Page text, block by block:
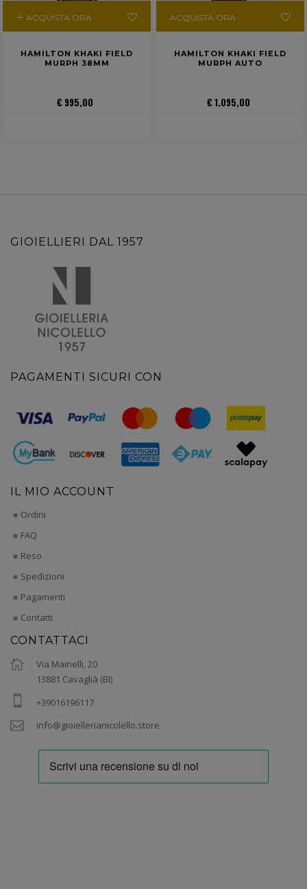
ACQUISTA ORA
HAMILTON KHAKI FIELD
MURPH 38MM
€ 995,00
ACQUISTA ORA
HAMILTON KHAKI FIELD
MURPH AUTO
€ 1.095,00
GIOIELLIERI DAL 1957
PAGAMENTI SICURI CON
IL MIO ACCOUNT
Ordini
FAQ
Reso
Spedizioni
Pagamenti
Contatti
CONTATTACI
Via Mainelli, 20
13881 Cavaglià (BI)
+39016196117
info@gioiellerianicolello.store